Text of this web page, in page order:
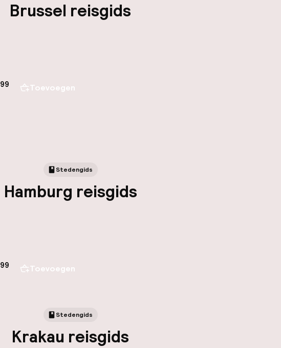
Brussel reisgids
99 Toevoegen
Stedengids
Hamburg reisgids
99 Toevoegen
Stedengids
Krakau reisgids